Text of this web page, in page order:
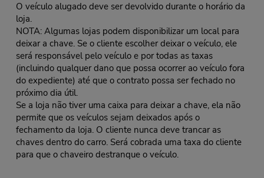
O veículo alugado deve ser devolvido durante o horário da
loja.
NOTA: Algumas lojas podem disponibilizar um local para
deixar a chave. Se o cliente escolher deixar o veículo, ele
será responsável pelo veículo e por todas as taxas
(incluindo qualquer dano que possa ocorrer ao veículo fora
do expediente) até que o contrato possa ser fechado no
próximo dia útil.
Se a loja não tiver uma caixa para deixar a chave, ela não
permite que os veículos sejam deixados após o
fechamento da loja. O cliente nunca deve trancar as
chaves dentro do carro. Será cobrada uma taxa do cliente
para que o chaveiro destranque o veículo.